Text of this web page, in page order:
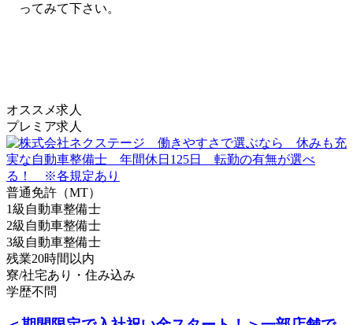
ってみて下さい。
オススメ求人
プレミア求人
普通免許（MT）
1級自動車整備士
2級自動車整備士
3級自動車整備士
残業20時間以内
寮/社宅あり・住み込み
学歴不問